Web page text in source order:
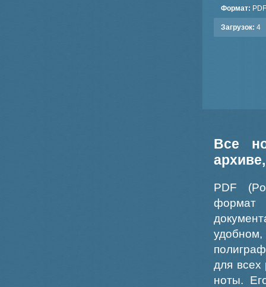
Формат: PDF
Загрузок: 4
Все
PDF
формат
для всех
ноты.